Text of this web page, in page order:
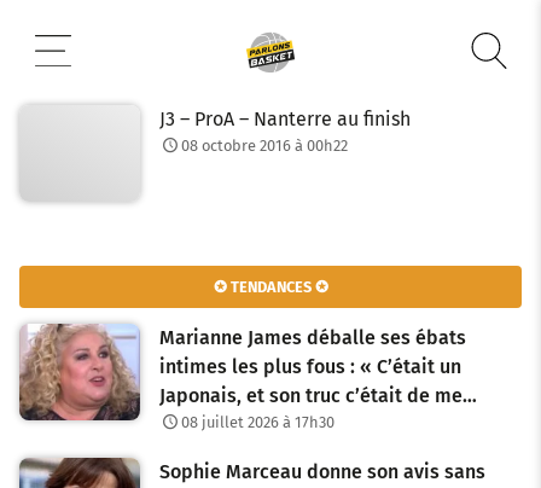
contenu
J3 – ProA – Nanterre au finish
08 octobre 2016 à 00h22
✪ TENDANCES ✪
Marianne James déballe ses ébats
intimes les plus fous : « C’était un
Japonais, et son truc c’était de me…
08 juillet 2026 à 17h30
Sophie Marceau donne son avis sans